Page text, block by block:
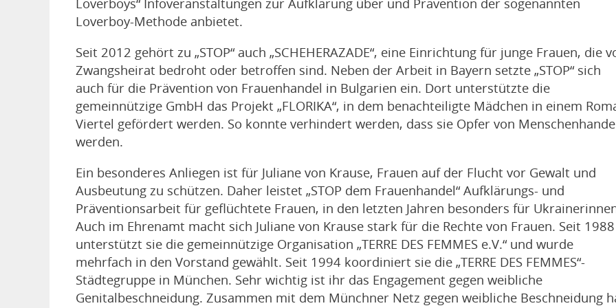
Loverboy-Methode anbietet.
Seit 2012 gehört zu „STOP“ auch „SCHEHERAZADE“, eine Einrichtung für junge Frauen, die
Zwangsheirat bedroht oder betroffen sind. Neben der Arbeit in Bayern setzte „STOP“ sich
auch für die Prävention von Frauenhandel in Bulgarien ein. Dort unterstützte die
gemeinnützige GmbH das Projekt „FLORIKA“, in dem benachteiligte Mädchen in einem
Viertel gefördert werden. So konnte verhindert werden, dass sie Opfer von
werden.
Ein besonderes Anliegen ist für Juliane von Krause, Frauen auf der Flucht vor Gewalt und
Ausbeutung zu schützen. Daher leistet „STOP dem Frauenhandel“ Aufklärungs- und
Präventionsarbeit für geflüchtete Frauen, in den letzten Jahren besonders für
Auch im Ehrenamt macht sich Juliane von Krause stark für die Rechte von Frauen. Seit 1988
unterstützt sie die gemeinnützige Organisation „TERRE DES FEMMES e.V.“ und wurde
mehrfach in den Vorstand gewählt. Seit 1994 koordiniert sie die „TERRE DES FEMMES“-
Städtegruppe in München. Sehr wichtig ist ihr das Engagement gegen weibliche
Genitalbeschneidung. Zusammen mit dem Münchner Netz gegen weibliche Beschneidung